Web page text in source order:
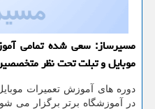
مسیرساز: سعی شده تمامی
موبایل و تبلت تحت نظر
دوره های آموزش تعمیرات
در آموزشگاه برتر برگزار می